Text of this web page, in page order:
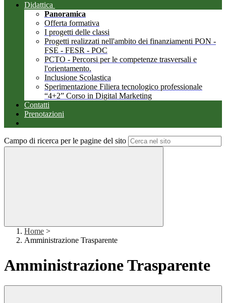
Didattica
Panoramica
Offerta formativa
I progetti delle classi
Progetti realizzati nell'ambito dei finanziamenti PON -
FSE - FESR - POC
PCTO - Percorsi per le competenze trasversali e
l'orientamento.
Inclusione Scolastica
Sperimentazione Filiera tecnologico professionale
“4+2” Corso in Digital Marketing
Contatti
Prenotazioni
Campo di ricerca per le pagine del sito
Home >
Amministrazione Trasparente
Amministrazione Trasparente